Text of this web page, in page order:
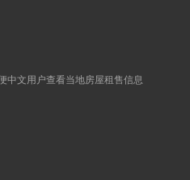
中文用户查看当地房屋租售信息